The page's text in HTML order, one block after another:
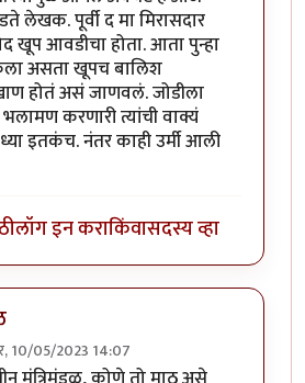
लेखक. पूर्वी द मा मिरासदार
खूप आवडीचा होता. आता पुन्हा
असता खूपच बालिश
होतं असं जाणवलं. जोडीला
करणारी त्यांची वाक्यं
इतकंच. नंतर काही उर्मी आली
लॉग इन कराकिंवासदस्य व्हा
10/05/2023 14:07